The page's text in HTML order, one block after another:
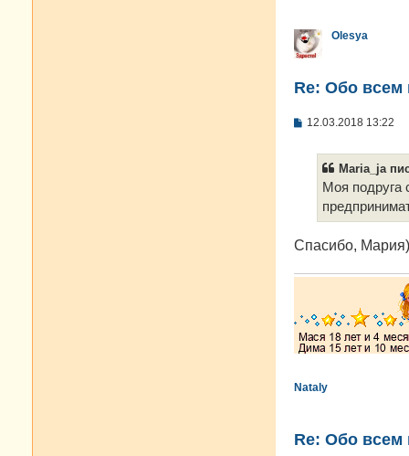
и
е
Olesya
Re: Oбо всем
С12.03.2018 13:22
Maria_ja
Моя подруга
Спасибо,
Nataly
Re: Oбо всем